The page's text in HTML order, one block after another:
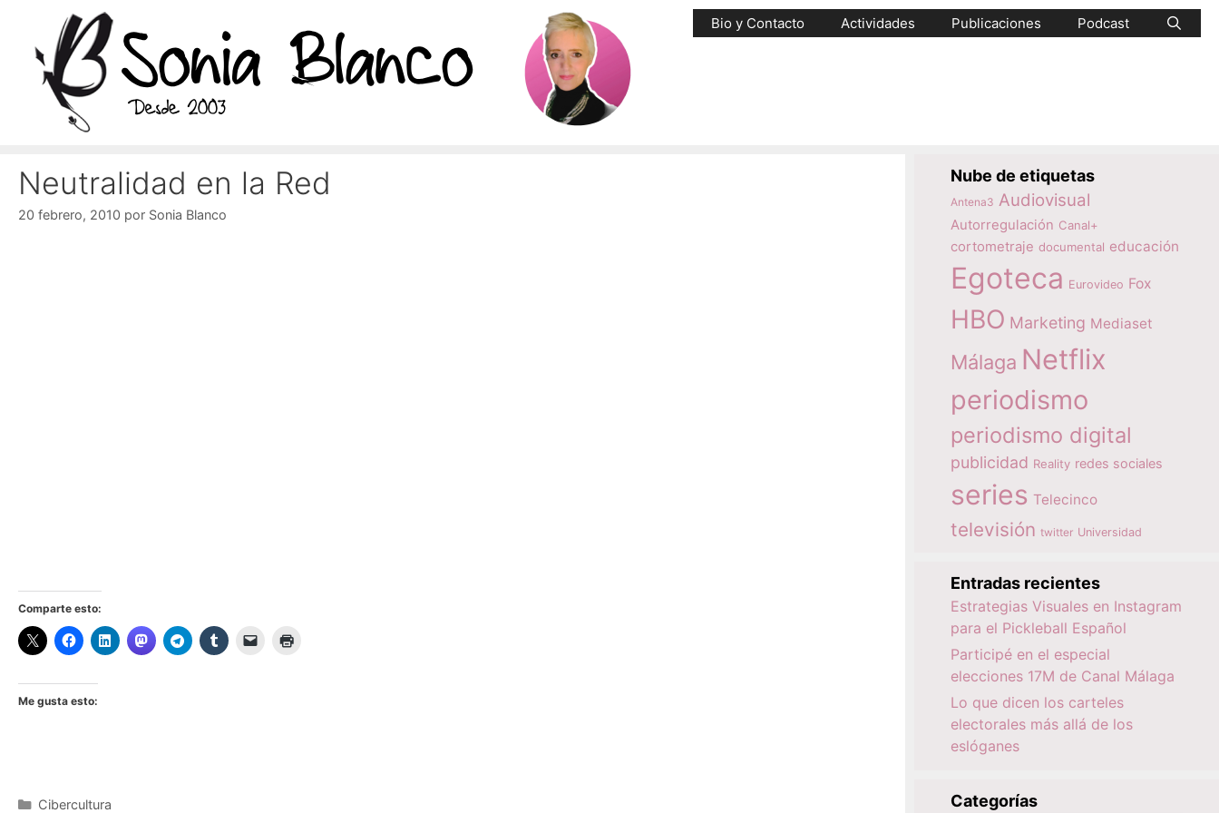
contenido
Bio y Contacto Actividades Publicaciones Podcast
Neutralidad en la Red
20 febrero, 2010 por Sonia Blanco
Comparte esto:
Me gusta esto:
Categorías
Cibercultura
Nube de etiquetas
Antena3 Audiovisual
Autorregulación Canal+
cortometraje documental educación
Egoteca Eurovideo Fox
HBO Marketing Mediaset
Málaga Netflix
periodismo
periodismo digital
publicidad Reality redes sociales
series Telecinco
televisión twitter Universidad
Entradas recientes
Estrategias Visuales en Instagram
para el Pickleball Español
Participé en el especial
elecciones 17M de Canal Málaga
Lo que dicen los carteles
electorales más allá de los
eslóganes
Categorías